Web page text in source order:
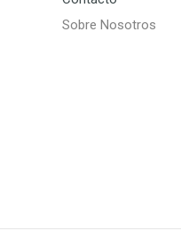
Sobre Nosotros